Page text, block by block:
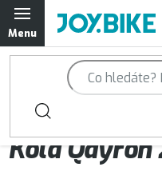
Přejít
na
obsah
Trailová kola Qayron
Horská kola Qayron
Dámská horská kola
Kola